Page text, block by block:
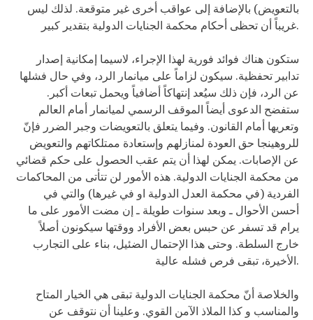
بالتعويض) بالإضافة إلى عواقب أخرى غير متوقعة. لذلك ليس
غريباً أن تحظى أحكام محكمة الجنايات الدولية بتقدير كبير.
ستكون هناك فوائد فورية لهذا الإجراء، لاسيما إمكانية إصدار
تدابير تحفظية. سيكون لزاماً على ميانمار الرد، وفي حال فشلها
عن الرد، فإن ذلك سيُعد إنتهاكاً أضافياً ويحمل تبعات أكبر.
ستفضح الدعوى أيضاً الموقف الرسمي لميانمار أمام العالم
وتعريها أمام القانون. وفيما يتعلق بالتعويضات وجبر الضرر فإنّ
للروهينجا حق العودة لمنازلهم وإستعادة ممتلكاتهم والتعويض
عن الإصابات. يمكن لهذا أن يتم عقب الحصول على حكم قضائي
من محكمة الجنايات الدولية. هذه الأمور لن تتأتى من المحاكمات
الفردية (في محكمة العدل الدولية او في غيرها) والتي في
أحسن الأحوال ـ وبعد سنوات طويلة ـ إن مضت الأمور على ما
يرام قد تسفر عن حبس بعض الأفراد ووقتها سيكونون أصلاً
خارج السلطة. وحتى هذا الإحتمال الضئيل، بناء على التجارب
الأخيرة، تبقى فرص فشله عالية.
والخلاصة أنّ محكمة الجنايات الدولية تبقى هي الخيار المتاح
والمناسب و كذا الملاذ الآمن القوي. وعلينا أن نتوقف عن